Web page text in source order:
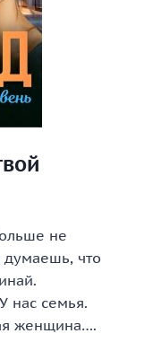
не
думаешь, что
нас семья.
женщина….